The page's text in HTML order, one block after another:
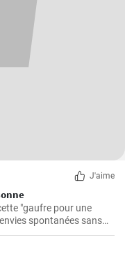
J'aime
"gaufre pour une
spontanées sans